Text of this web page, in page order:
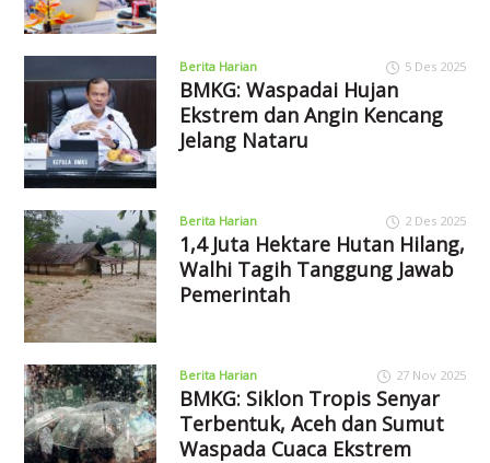
Berita Harian 5 Des 2025
BMKG: Waspadai Hujan
Ekstrem dan Angin Kencang
Jelang Nataru
Berita Harian 2 Des 2025
1,4 Juta Hektare Hutan Hilang,
Walhi Tagih Tanggung Jawab
Pemerintah
Berita Harian 27 Nov 2025
BMKG: Siklon Tropis Senyar
Terbentuk, Aceh dan Sumut
Waspada Cuaca Ekstrem